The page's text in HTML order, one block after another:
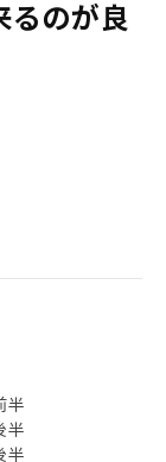
るのが良
半
半
半